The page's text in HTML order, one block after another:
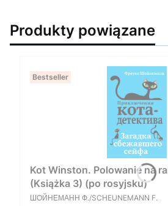
Produkty powiązane
Bestseller
Kot Winston. Polowanie na
(Książka 3) (po rosyjsku)
PRODUCENT
ШОЙНЕМАНН Ф./SCHEUNEMANN F.